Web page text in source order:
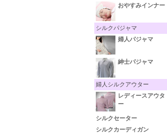
おやすみインナー
シルクパジャマ
婦人パジャマ
紳士パジャマ
婦人シルクアウター
レディースアウタ
ー
シルクセーター
シルクカーディガン